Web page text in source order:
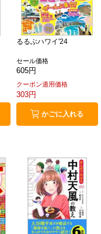
るるぶハワイ'24
セール価格
605円
クーポン適用価格
303円
かごに入れる